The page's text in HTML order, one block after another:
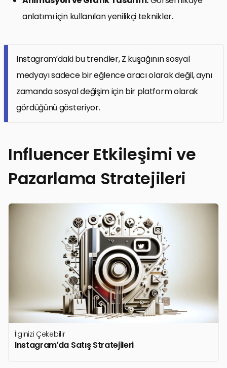
anlatımı için kullanılan yenilikçi teknikler.
Instagram’daki bu trendler, Z kuşağının sosyal
medyayı sadece bir eğlence aracı olarak değil, aynı
zamanda sosyal değişim için bir platform olarak
gördüğünü gösteriyor.
Influencer Etkileşimi ve
Pazarlama Stratejileri
İlginizi Çekebilir
Instagram’da Satış Stratejileri